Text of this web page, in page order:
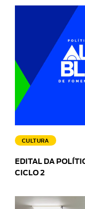
CULTURA
EDITAL DA
CICLO 2